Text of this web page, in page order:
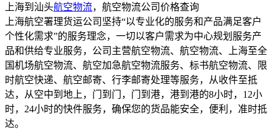
上海到汕头航空物流，航空物流公司价格查询
上海航空署理货运公司坚持“以专业化的服务和产品满足客户
个性化需求”的服务理念，一切以客户需求为中心规划服务产
品和供给专业服务，公司主营航空物流、航空物流、上海至全
国机场航空物流、航空加急航空物流服务、标书航空物流、限
时航空快递、航空邮寄、行李邮寄处理等服务，从收件至抵
达，从空中到地上，门到门，门到港，港到港的8小时，12小
时，24小时的快件服务，确保您的货品能安全，便利，准时抵
达。